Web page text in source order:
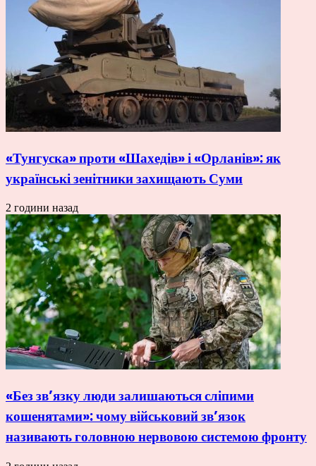
«Тунгуска» проти «Шахедів» і «Орланів»: як
українські зенітники захищають Суми
2 години назад
«Без зв’язку люди залишаються сліпими
кошенятами»: чому військовий зв’язок
називають головною нервовою системою фронту